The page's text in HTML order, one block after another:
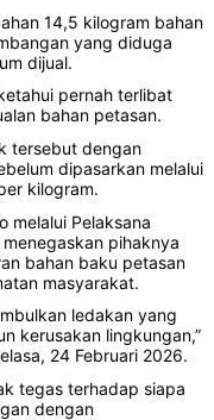
14,5 kilogram bahan
yang diduga
dijual.
pernah terlibat
bahan petasan.
tersebut dengan
dipasarkan melalui
kilogram.
melalui Pelaksana
menegaskan pihaknya
bahan baku petasan
masyarakat.
ledakan yang
kerusakan lingkungan,”
24 Februari 2026.
tegas terhadap siapa
dengan